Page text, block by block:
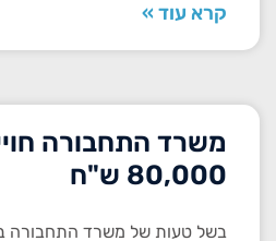
קרא עוד »
משרד התחבורה
80,000 ש"ח
בשל טעות של משרד התחבורה